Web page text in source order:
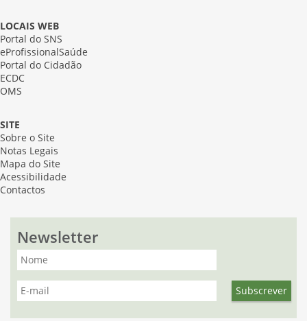
LOCAIS WEB
Portal do SNS
eProfissionalSaúde
Portal do Cidadão
ECDC
OMS
SITE
Sobre o Site
Notas Legais
Mapa do Site
Acessibilidade
Contactos
Newsletter